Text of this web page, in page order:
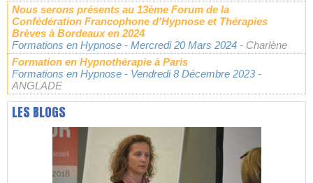
Nous serons présents au 13ème Forum de la
Confédération Francophone d'Hypnose et Thérapies
Brèves à Bordeaux en 2024
Formations en Hypnose - Mercredi 20 Mars 2024 - Charlène
Formation en Hypnothérapie à Paris
Formations en Hypnose - Vendredi 8 Décembre 2023 -
ANGLADE
LES BLOGS